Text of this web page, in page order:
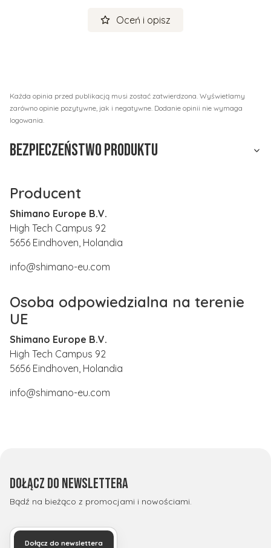
Oceń i opisz
Każda opinia przed publikacją musi zostać zatwierdzona. Wyświetlamy
zarówno opinie pozytywne, jak i negatywne. Dodanie opinii nie wymaga
logowania.
Bezpieczeństwo produktu
Producent
Shimano Europe B.V.
High Tech Campus 92
5656 Eindhoven, Holandia
info@shimano-eu.com
Osoba odpowiedzialna na terenie
UE
Shimano Europe B.V.
High Tech Campus 92
5656 Eindhoven, Holandia
info@shimano-eu.com
Dołącz do newslettera
Bądź na bieżąco z promocjami i nowościami.
Dołącz do newslettera